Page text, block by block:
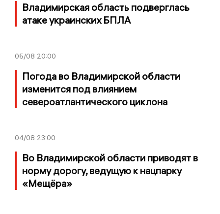
Владимирская область подверглась
атаке украинских БПЛА
05/08 20:00
Погода во Владимирской области
изменится под влиянием
североатлантического циклона
04/08 23:00
Во Владимирской области приводят в
норму дорогу, ведущую к нацпарку
«Мещёра»